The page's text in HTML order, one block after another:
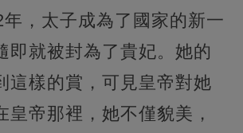
，太子成為了國家的新一
即就被封為了貴妃。她的
這樣的賞，可見皇帝對她
皇帝那裡，她不僅貌美，